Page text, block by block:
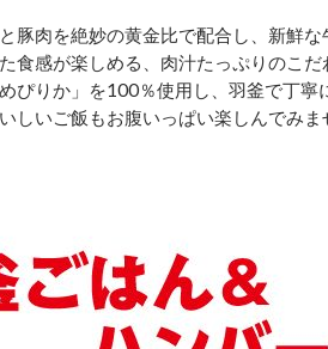
豚肉を絶妙の黄金比で配合し、新鮮
食感が楽しめる、肉汁たっぷりのこ
ぴりか」を100％使用し、羽釜で丁
しいご飯もお腹いっぱい楽しんでみま